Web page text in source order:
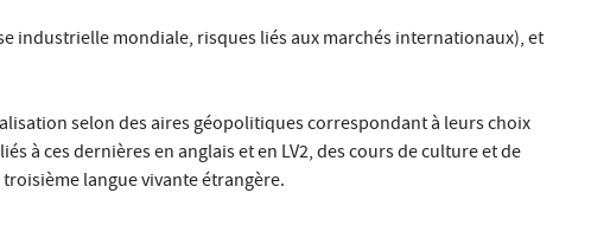
industrielle mondiale, risques liés aux marchés internationaux), et
selon des aires géopolitiques correspondant à leurs choix
à ces dernières en anglais et en LV2, des cours de culture et de
langue vivante étrangère.